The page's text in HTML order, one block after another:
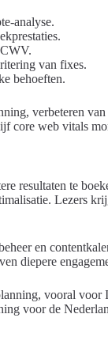
analyse.
van fixes.
behoeften.
verbeteren
core web vitals
resultaten te
Lezers
en
diepere
vooral voor
voor de